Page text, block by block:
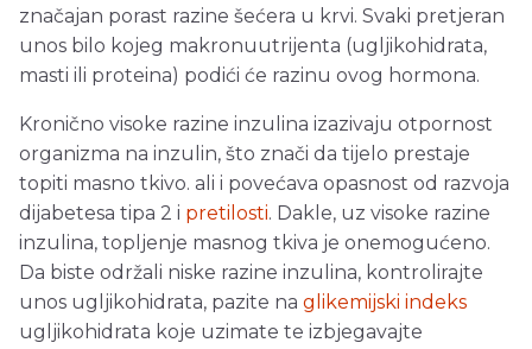
značajan porast razine šećera u krvi. Svaki pretjeran
unos bilo kojeg makronuutrijenta (ugljikohidrata,
masti ili proteina) podići će razinu ovog hormona.
Kronično visoke razine inzulina izazivaju otpornost
organizma na inzulin, što znači da tijelo prestaje
topiti masno tkivo. ali i povećava opasnost od razvoja
dijabetesa tipa 2 i pretilosti. Dakle, uz visoke razine
inzulina, topljenje masnog tkiva je onemogućeno.
Da biste održali niske razine inzulina, kontrolirajte
unos ugljikohidrata, pazite na glikemijski indeks
ugljikohidrata koje uzimate te izbjegavajte